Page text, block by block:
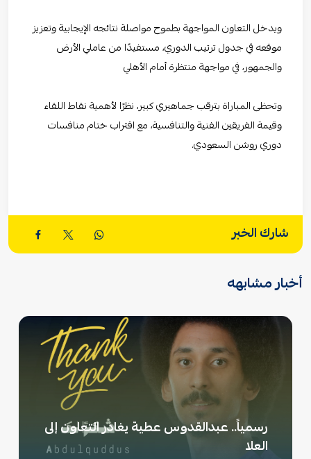
ويدخل التعاون المواجهة بطموح مواصلة نتائجه الإيجابية وتعزيز
موقعه في جدول ترتيب الدوري، مستفيدًا من عاملي الأرض
والجمهور، في مواجهة منتظرة أمام الأهلي
وتحظى المباراة بترقب جماهيري كبير، نظرًا لأهمية نقاط اللقاء
وقيمة الفريقين الفنية والتنافسية، مع اقتراب ختام منافسات
دوري روشن السعودي.
شارك الخبر
أخبار مشابهه
رسمياً.. عبدالقدوس عطية يغادر التعاون إلى
العلا